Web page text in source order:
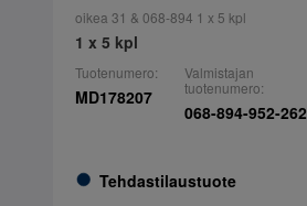
oikea 31 & 068-894 1 x 5 kpl
1 x 5 kpl
Tuotenumero:
MD178207
Tehdastilaustuote
Valmistajan
tuotenumero:
068-894-952-262